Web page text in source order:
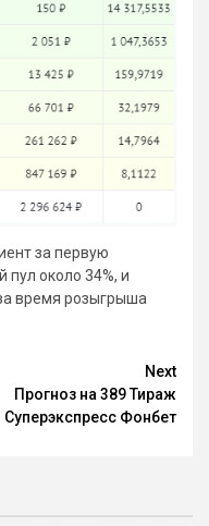
за первую
около 34%, и
время розыгрыша
Next
Прогноз на 389 Тираж
Суперэкспресс Фонбет